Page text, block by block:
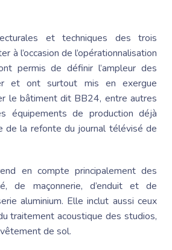
et techniques des trois
à l’occasion de l’opérationnalisation
permis de définir l’ampleur des
et ont surtout mis en exergue
le bâtiment dit BB24, entre autres
équipements de production déjà
de la refonte du journal télévisé de
en compte principalement des
de maçonnerie, d’enduit et de
aluminium. Elle inclut aussi ceux
traitement acoustique des studios,
de sol.